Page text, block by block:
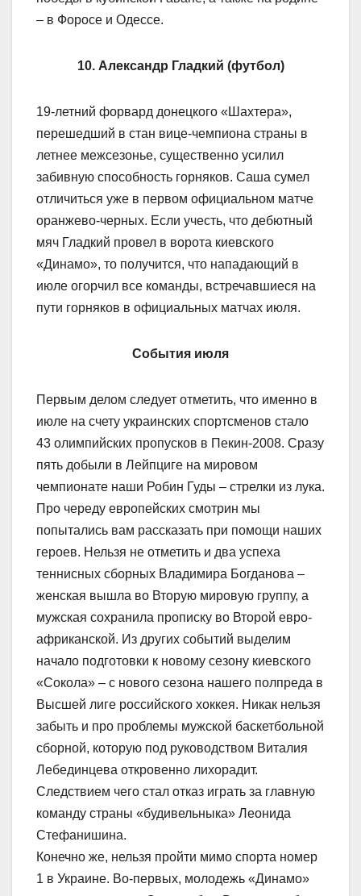
– в Форосе и Одессе.
10. Александр Гладкий (футбол)
19-летний форвард донецкого «Шахтера»,
перешедший в стан вице-чемпиона страны в
летнее межсезонье, существенно усилил
забивную способность горняков. Саша сумел
отличиться уже в первом официальном матче
оранжево-черных. Если учесть, что дебютный
мяч Гладкий провел в ворота киевского
«Динамо», то получится, что нападающий в
июле огорчил все команды, встречавшиеся на
пути горняков в официальных матчах июля.
События июля
Первым делом следует отметить, что именно в
июле на счету украинских спортсменов стало
43 олимпийских пропусков в Пекин-2008. Сразу
пять добыли в Лейпциге на мировом
чемпионате наши Робин Гуды – стрелки из лука.
Про череду европейских смотрин мы
попытались вам рассказать при помощи наших
героев. Нельзя не отметить и два успеха
теннисных сборных Владимира Богданова –
женская вышла во Вторую мировую группу, а
мужская сохранила прописку во Второй евро-
африканской. Из других событий выделим
начало подготовки к новому сезону киевского
«Сокола» – с нового сезона нашего полпреда в
Высшей лиге российского хоккея. Никак нельзя
забыть и про проблемы мужской баскетбольной
сборной, которую под руководством Виталия
Лебединцева откровенно лихорадит.
Следствием чего стал отказ играть за главную
команду страны «будивельныка» Леонида
Стефанишина.
Конечно же, нельзя пройти мимо спорта номер
1 в Украине. Во-первых, молодежь «Динамо»